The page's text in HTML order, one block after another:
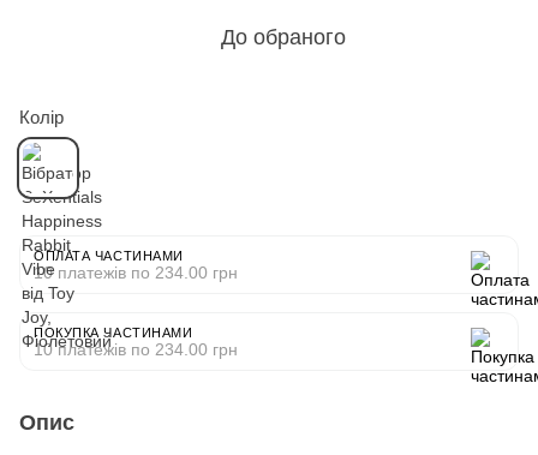
До обраного
Колір
ОПЛАТА ЧАСТИНАМИ
10 платежів по 234.00 грн
ПОКУПКА ЧАСТИНАМИ
10 платежів по 234.00 грн
Опис